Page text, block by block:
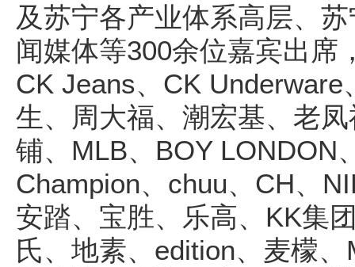
及苏宁各产业体系高层、
闻媒体等300余位嘉宾出席
CK Jeans、CK
生、周大福、潮宏基、老
铺、MLB、BOY LONDON
Champion、chuu、CH、
安踏、宝胜、乐高、KK集
氏、地素、edition、麦檬